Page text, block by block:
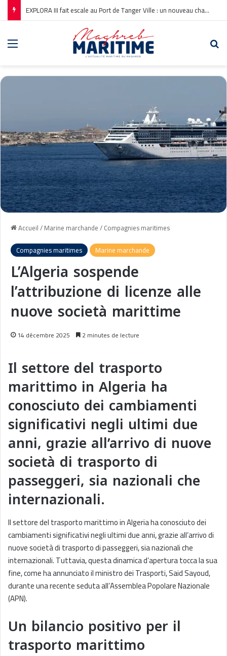
EXPLORA III fait escale au Port de Tanger Ville : un nouveau chapitre pour la croisière en Méditerranée
Accueil/Marine marchande/Compagnies maritimes
Compagnies maritimes
Marine marchande
L’Algeria sospende
l’attribuzione di licenze alle
nuove società marittime
14 décembre 2025 2 minutes de lecture
Il settore del trasporto
marittimo in Algeria ha
conosciuto dei cambiamenti
significativi negli ultimi due
anni, grazie all’arrivo di nuove
società di trasporto di
passeggeri, sia nazionali che
internazionali.
Il settore del trasporto marittimo in Algeria ha conosciuto dei
cambiamenti significativi negli ultimi due anni, grazie all’arrivo di
nuove società di trasporto di passeggeri, sia nazionali che
internazionali. Tuttavia, questa dinamica d’apertura tocca la sua
fine, come ha annunciato il ministro dei Trasporti, Said Sayoud,
durante una recente seduta all’Assemblea Popolare Nazionale
(APN).
Un bilancio positivo per il
trasporto marittimo